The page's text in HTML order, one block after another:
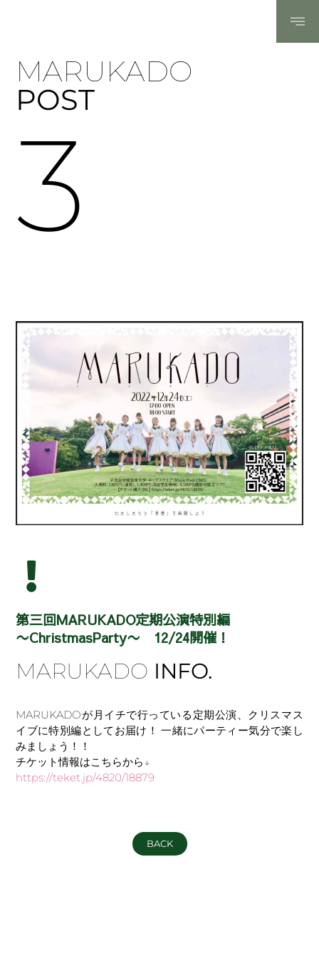
MARUKADO
POST
3
第三回MARUKADO定期公演特別編
〜ChristmasParty〜 12/24開催！
MARUKADO INFO.
MARUKADOが月イチで行っている定期公演、クリスマス
イブに特別編としてお届け！ 一緒にパーティー気分で楽し
みましょう！！
チケット情報はこちらから↓
https://teket.jp/4820/18879
BACK